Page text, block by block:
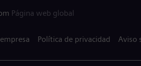
Página web global
Política de privacidad Aviso